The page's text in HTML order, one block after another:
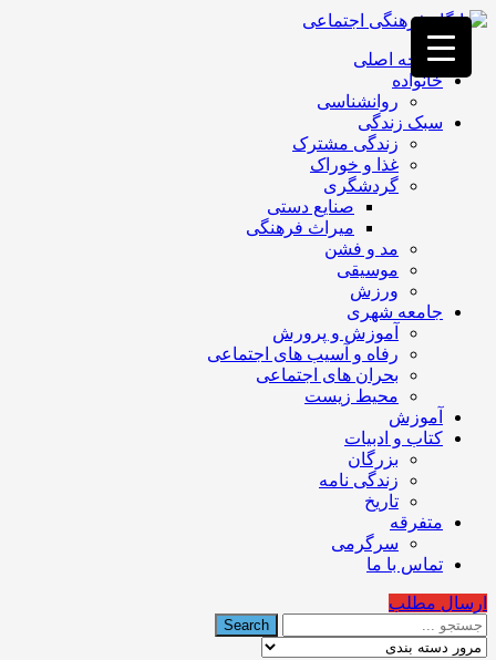
فصد
خون
غرب
تهران
خشکشویی
تصفیه
تهران
صفحه اصلی
خانواده
روانشناسی
سبک زندگی
زندگی مشترک
غذا و خوراک
گردشگری
صنایع دستی
میراث فرهنگی
مد و فشن
موسیقی
ورزش
جامعه شهری
آموزش و پرورش
رفاه و آسیب های اجتماعی
بحران های اجتماعی
محیط زیست
آموزش
کتاب و ادبیات
بزرگان
زندگی نامه
تاریخ
متفرقه
سرگرمی
تماس با ما
ارسال مطلب